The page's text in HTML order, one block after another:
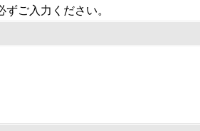
ご入力ください。